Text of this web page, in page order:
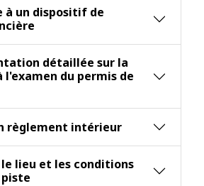
à un dispositif de
détaillée sur la
du permis de
règlement intérieur
le lieu et les conditions
piste